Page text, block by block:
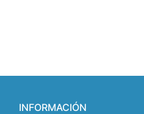
INFORMACIÓN